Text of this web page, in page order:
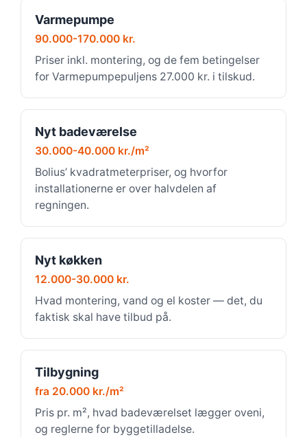
Varmepumpe
90.000-170.000 kr.
Priser inkl. montering, og de fem betingelser
for Varmepumpepuljens 27.000 kr. i tilskud.
Nyt badeværelse
30.000-40.000 kr./m²
Bolius’ kvadratmeterpriser, og hvorfor
installationerne er over halvdelen af
regningen.
Nyt køkken
12.000-30.000 kr.
Hvad montering, vand og el koster — det, du
faktisk skal have tilbud på.
Tilbygning
fra 20.000 kr./m²
Pris pr. m², hvad badeværelset lægger oveni,
og reglerne for byggetilladelse.